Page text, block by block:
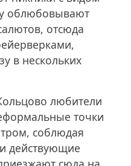
облюбовывают
отсюда
в нескольких
любители
точки
соблюдая
действующие